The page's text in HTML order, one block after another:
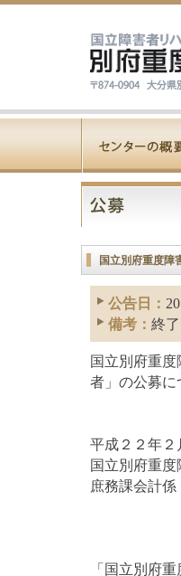
国立別府重度障
公告日：
備考： 終了
国立別府重
者」の公募に
平成２２年２
国立別府重
庶務課会計係
「国立別府